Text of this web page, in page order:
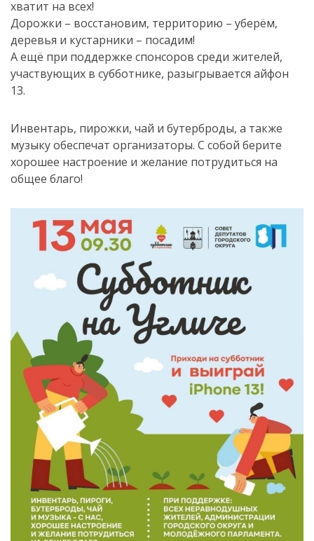
хватит на всех!
Дорожки – восстановим, территорию – уберём,
деревья и кустарники – посадим!
А ещё при поддержке спонсоров среди жителей,
участвующих в субботнике, разыгрывается айфон
13.
Инвентарь, пирожки, чай и бутерброды, а также
музыку обеспечат организаторы. С собой берите
хорошее настроение и желание потрудиться на
общее благо!